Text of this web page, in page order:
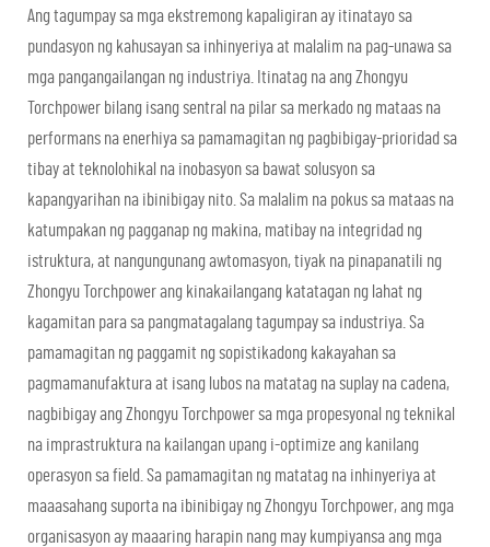
Ang tagumpay sa mga ekstremong kapaligiran ay itinatayo sa
pundasyon ng kahusayan sa inhinyeriya at malalim na pag-unawa sa
mga pangangailangan ng industriya. Itinatag na ang Zhongyu
Torchpower bilang isang sentral na pilar sa merkado ng mataas na
performans na enerhiya sa pamamagitan ng pagbibigay-prioridad sa
tibay at teknolohikal na inobasyon sa bawat solusyon sa
kapangyarihan na ibinibigay nito. Sa malalim na pokus sa mataas na
katumpakan ng pagganap ng makina, matibay na integridad ng
istruktura, at nangungunang awtomasyon, tiyak na pinapanatili ng
Zhongyu Torchpower ang kinakailangang katatagan ng lahat ng
kagamitan para sa pangmatagalang tagumpay sa industriya. Sa
pamamagitan ng paggamit ng sopistikadong kakayahan sa
pagmamanufaktura at isang lubos na matatag na suplay na cadena,
nagbibigay ang Zhongyu Torchpower sa mga propesyonal ng teknikal
na imprastruktura na kailangan upang i-optimize ang kanilang
operasyon sa field. Sa pamamagitan ng matatag na inhinyeriya at
maaasahang suporta na ibinibigay ng Zhongyu Torchpower, ang mga
organisasyon ay maaaring harapin nang may kumpiyansa ang mga